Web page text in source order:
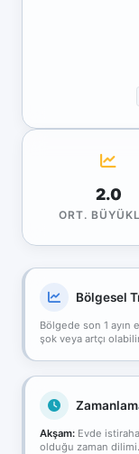
2.0
ORT.
Bölgesel
Bölgede son 1
şok veya artçı
Akşam: Evde
olduğu zaman dilimi.